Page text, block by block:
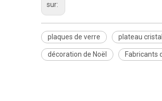
sur:
plaques de verre plateau cristal
décoration de Noël Fabricants